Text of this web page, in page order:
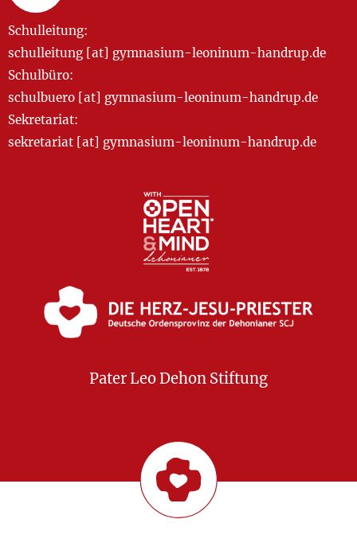
Schulleitung:
schulleitung [at] gymnasium-leoninum-handrup.de
Schulbüro:
schulbuero [at] gymnasium-leoninum-handrup.de
Sekretariat:
sekretariat [at] gymnasium-leoninum-handrup.de
Pater Leo Dehon Stiftung